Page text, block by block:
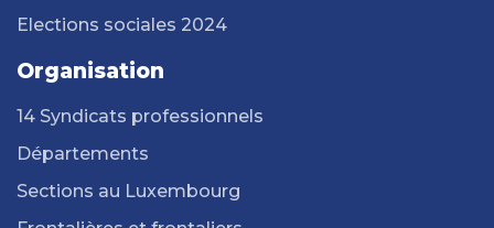
Elections sociales 2024
Organisation
14 Syndicats professionnels
Départements
Sections au Luxembourg